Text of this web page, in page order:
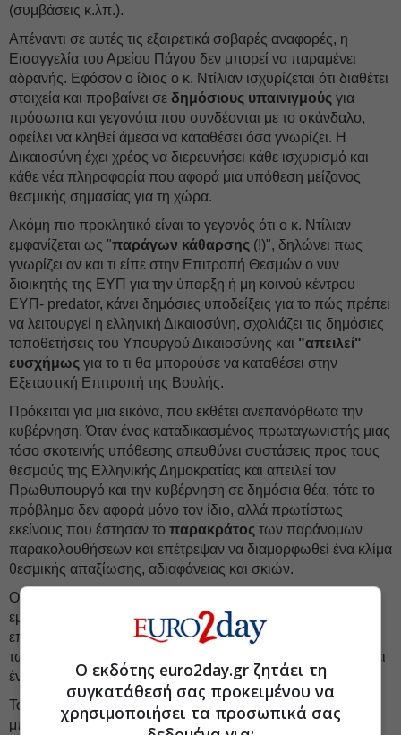
(συμβάσεις κ.λπ.).
Απέναντι σε αυτές τις εξαιρετικά σοβαρές αναφορές, η
Εισαγγελία του Αρείου Πάγου δεν μπορεί να παραμένει
αδρανής. Εφόσον ο ίδιος ο κ. Ντίλιαν ισχυρίζεται ότι διαθέτει
στοιχεία και προβαίνει σε δημόσιους υπαινιγμούς για
πρόσωπα και γεγονότα που συνδέονται με το σκάνδαλο,
οφείλει να κληθεί άμεσα να καταθέσει όσα γνωρίζει. Η
Δικαιοσύνη έχει χρέος να διερευνήσει κάθε ισχυρισμό και
κάθε νέα πληροφορία που αφορά μια υπόθεση μείζονος
θεσμικής σημασίας για τη χώρα.
Ακόμη πιο προκλητικό είναι το γεγονός ότι ο κ. Ντίλιαν
εμφανίζεται ως "παράγων κάθαρσης (!)", δηλώνει πως
γνωρίζει αν και τι είπε στην Επιτροπή Θεσμών ο νυν
διοικητής της ΕΥΠ για την ύπαρξη ή μη κοινού κέντρου
ΕΥΠ- predator, κάνει δημόσιες υποδείξεις για το πώς πρέπει
να λειτουργεί η ελληνική Δικαιοσύνη, σχολιάζει τις δημόσιες
τοποθετήσεις του Υπουργού Δικαιοσύνης και "απειλεί"
ευσχήμως για το τι θα μπορούσε να καταθέσει στην
Εξεταστική Επιτροπή της Βουλής.
Πρόκειται για μια εικόνα, που εκθέτει ανεπανόρθωτα την
κυβέρνηση. Όταν ένας καταδικασμένος πρωταγωνιστής μιας
τόσο σκοτεινής υπόθεσης απευθύνει συστάσεις προς τους
θεσμούς της Ελληνικής Δημοκρατίας και απειλεί τον
Πρωθυπουργό και την κυβέρνηση σε δημόσια θέα, τότε το
πρόβλημα δεν αφορά μόνο τον ίδιο, αλλά πρωτίστως
εκείνους που έστησαν το παρακράτος των παράνομων
παρακολουθήσεων και επέτρεψαν να διαμορφωθεί ένα κλίμα
θεσμικής απαξίωσης, αδιαφάνειας και σκιών.
Ο Κυριάκος Μητσοτάκης όσο συνεχίζει τη συγκάλυψη
εμποδίζοντας τη διερεύνηση του σκανδάλου, τόσο
επιβαρύνει την θέση του. Η χώρα, στη σημερινή συγκυρία
των αυξημένων γεωπολιτικών εντάσεων, δεν αντέχει να έχει
έναν εκβιαζόμενο πρωθυπουργό.
Το ΠΑΣΟΚ επαναλαμβάνει το αυτονόητο: καμία σκιά δεν
μπορεί να παραμένει πάνω από τη λειτουργία των θεσμών.
Ο εκδότης euro2day.gr ζητάει τη
συγκατάθεσή σας προκειμένου να
χρησιμοποιήσει τα προσωπικά σας